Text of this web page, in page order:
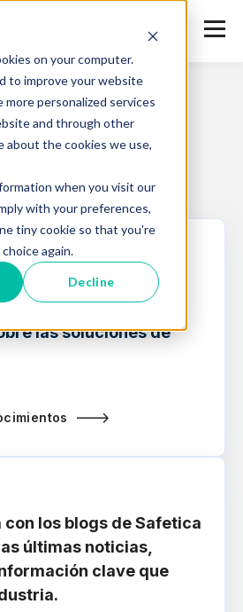
on your computer.
to improve your website
more personalized services
and through other
about the cookies we use,
when you visit our
with your preferences,
tiny cookie so that you're
again.
Decline
información.
si desea obtener más
las soluciones de
con los blogs de Safetica
últimas noticias,
clave que